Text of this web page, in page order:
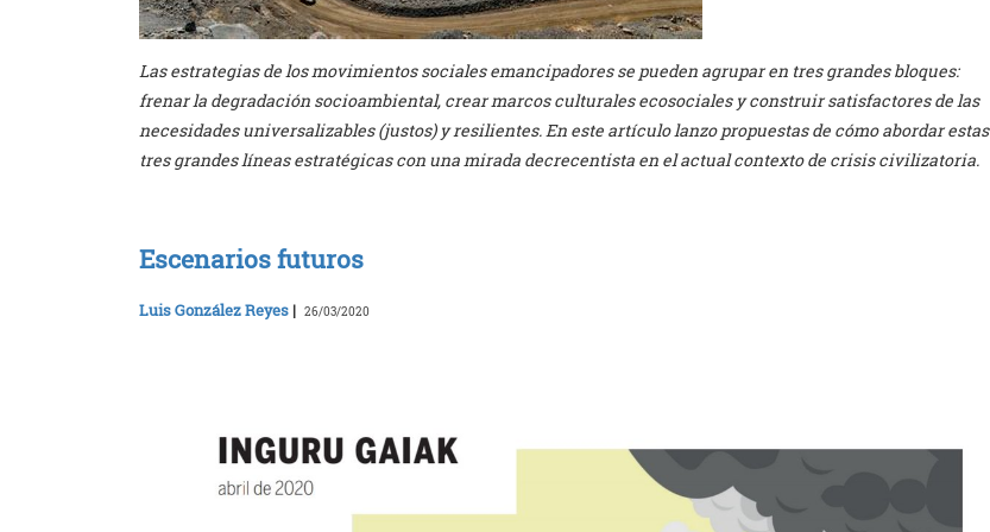
Las estrategias de los movimientos sociales emancipadores se pueden agrupar en tres grandes bloques:
frenar la degradación socioambiental, crear marcos culturales ecosociales y construir satisfactores de las
necesidades universalizables (justos) y resilientes. En este artículo lanzo propuestas de cómo abordar estas
tres grandes líneas estratégicas con una mirada decrecentista en el actual contexto de crisis civilizatoria.
Escenarios futuros
Luis González Reyes | 26/03/2020